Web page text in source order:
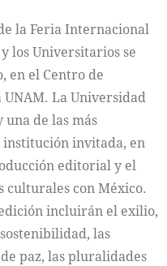
la Feria Internacional
los Universitarios se
en el Centro de
UNAM. La Universidad
una de las más
institución invitada, en
editorial y el
culturales con México.
incluirán el exilio,
las
paz, las pluralidades